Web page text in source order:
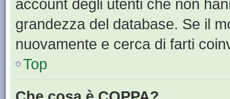
account degli utenti che non
grandezza del database. Se il
nuovamente e cerca di farti
Top